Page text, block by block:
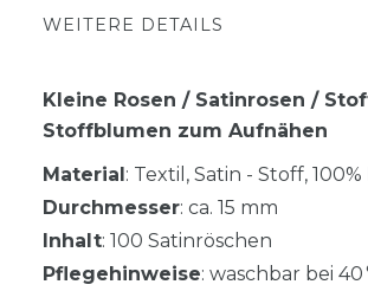
WEITERE DETAILS
Kleine Rosen / Satinrosen /
Stoffblumen zum Aufnähen
Material : Textil, Satin - Stoff,
Durchmesser: ca. 15 mm
Inhalt: 100 Satinröschen
Pflegehinweise: waschbar bei 40